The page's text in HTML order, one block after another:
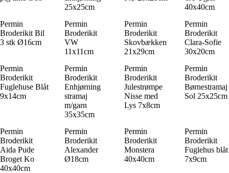
25x25cm
40x40cm
Permin
Broderikit Bil
3 stk Ø16cm
Permin
Broderikit
VW
11x11cm
Permin
Broderikit
Skovbækken
21x29cm
Permin
Broderikit
Clara-Sofie
30x20cm
Permin
Broderikit
Fuglehuse Blåt
9x14cm
Permin
Broderikit
Enhjørning
stramaj
m/garn
35x35cm
Permin
Broderikit
Julestrømpe
Nisse med
Lys 7x8cm
Permin
Broderikit
Børnestramaj
Sol 25x25cm
Permin
Broderikit
Aida Pude
Broget Ko
40x40cm
Permin
Broderikit
Alexander
Ø18cm
Permin
Broderikit
Monstera
40x40cm
Permin
Broderikit
Fuglehus blåt
7x9cm